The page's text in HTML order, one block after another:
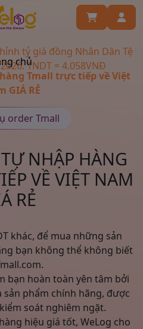
đồng Nhân Dân Tệ từ
= 4.058VNĐ
chủ
Tmall trực tiếp về Việt
GIÁ RẺ
order Tmall
NHẬP HÀNG
VỀ VIỆT NAM
RẺ
khác, để mua những sản
bạn không thể không biết
bạn hoàn toàn yên tâm bởi
sản phẩm chính hãng, được
soát nghiêm ngặt.
hiệu giá tốt, WeLog cho